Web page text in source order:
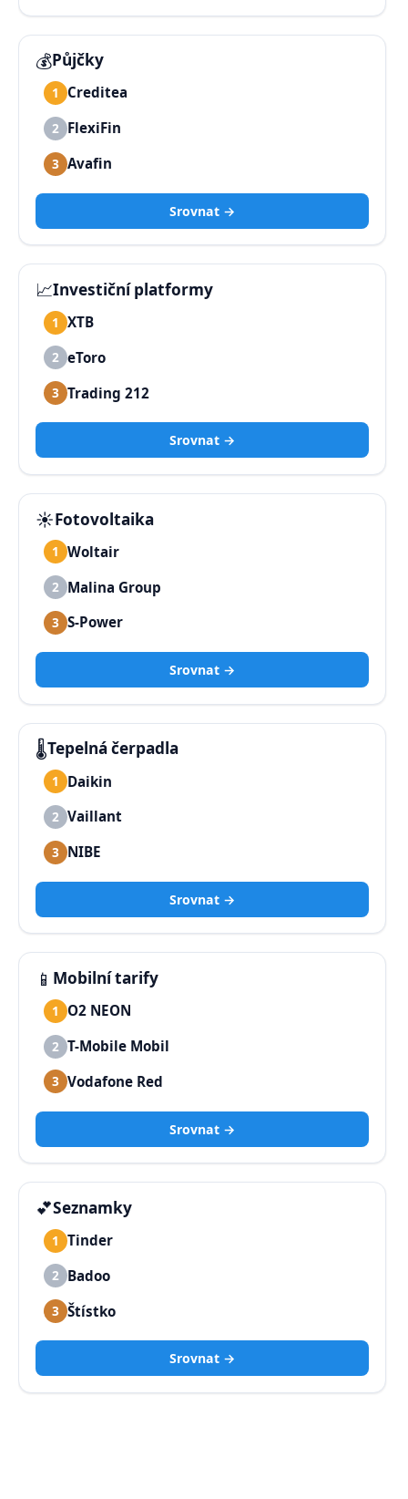
💰Půjčky
1 Creditea
2 FlexiFin
3 Avafin
Srovnat →
📈Investiční platformy
1 XTB
2 eToro
3 Trading 212
Srovnat →
☀️Fotovoltaika
1 Woltair
2 Malina Group
3 S-Power
Srovnat →
🌡️Tepelná čerpadla
1 Daikin
2 Vaillant
3 NIBE
Srovnat →
📱 Mobilní tarify
1 O2 NEON
2 T-Mobile Mobil
3 Vodafone Red
Srovnat →
💕Seznamky
1 Tinder
2 Badoo
3 Štístko
Srovnat →